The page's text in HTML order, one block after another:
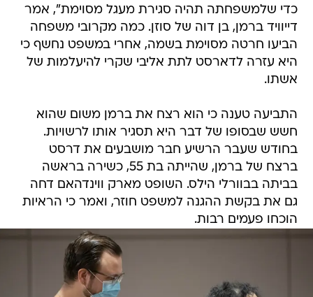
כדי שלמשפחתה תהיה סגירת מעגל מסוימת", אמר
דייוויד ברמן, בן דוה של סוזן. כמה מקרובי משפחה
הביעו חרטה מסוימת בשמה, אחרי במשפט נחשף כי
היא עזרה לדארסט לתת אליבי שקרי להיעלמות של
אשתו.
התביעה טענה כי הוא רצח את ברמן משום שהוא
חשש שבסופו של דבר היא תסגיר אותו לרשויות.
בחודש שעבר הרשיע חבר מושבעים את דרסט
ברצח של ברמן, שהייתה בת 55, כשירה בראשה
בביתה בבוורלי הילס. השופט מארק ווינדהאם דחה
גם את בקשת ההגנה למשפט חוזר, ואמר כי הראיות
הוכחו פעמים רבות.